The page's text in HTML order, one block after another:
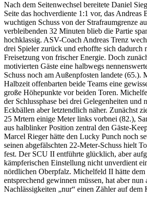
Nach dem Seitenwechsel bereitete Daniel
Seite das hochverdiente 1:1 vor, das Andreas
wuchtigen Schuss von der Strafraumgrenze
verbleibenden 32 Minuten blieb die Partie
hochklassig. ASV-Coach Andreas Trenz
drei Spieler zurück und erhoffte sich dadurch
Freisetzung von frischer Energie. Doch
motivierten Gäste eine halbwegs
Schuss noch am Außenpfosten landete (65.).
Halbzeit offenbarten beide Teams eine
große Höhepunkte vor beiden Toren.
der Schlussphase bei drei Gelegenheiten und
Eckbällen aber letztendlich näher. Zunächst
25 Mrtern einige Meter links vorbnei (82.),
aus halblinker Position zentral den Gäste-
Marcel Rieger hätte den Lucky Punch noch
seinen abgefälschten 22-Meter-Schuss hielt
fest. Der SCU II entführte glücklich, aber
kämpferischen Einstellung nicht unverdient
nördlichen Oberpfalz. Michelfeld II hätte
entsprechend gewinnen müssen, hat aber
Nachlässigkeiten „nur“ einen Zähler auf dem